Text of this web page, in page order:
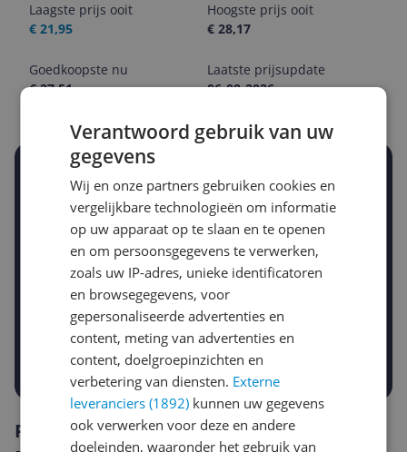
Laagste prijs ooit
€ 21,95
Hoogste prijs ooit
€ 28,17
Goedkoopste nu
€ 27,51
Laatste prijsupdate
06-08-2026
Stel een alert in en mis geen prijsdaling
Krijg een seintje zodra de prijs zakt
Jouw e-mailadres
Gewenste daling of bedrag
-5% -10% -15%
€
Prijsalert aanzetten
Reviews
Verantwoord gebruik van uw
gegevens
Wij en onze partners gebruiken cookies en
vergelijkbare technologieën om informatie
op uw apparaat op te slaan en te openen
en om persoonsgegevens te verwerken,
zoals uw IP-adres, unieke identificatoren
en browsegegevens, voor
gepersonaliseerde advertenties en
content, meting van advertenties en
content, doelgroepinzichten en
verbetering van diensten. Externe
leveranciers (1892) kunnen uw gegevens
ook verwerken voor deze en andere
doeleinden, waaronder het gebruik van